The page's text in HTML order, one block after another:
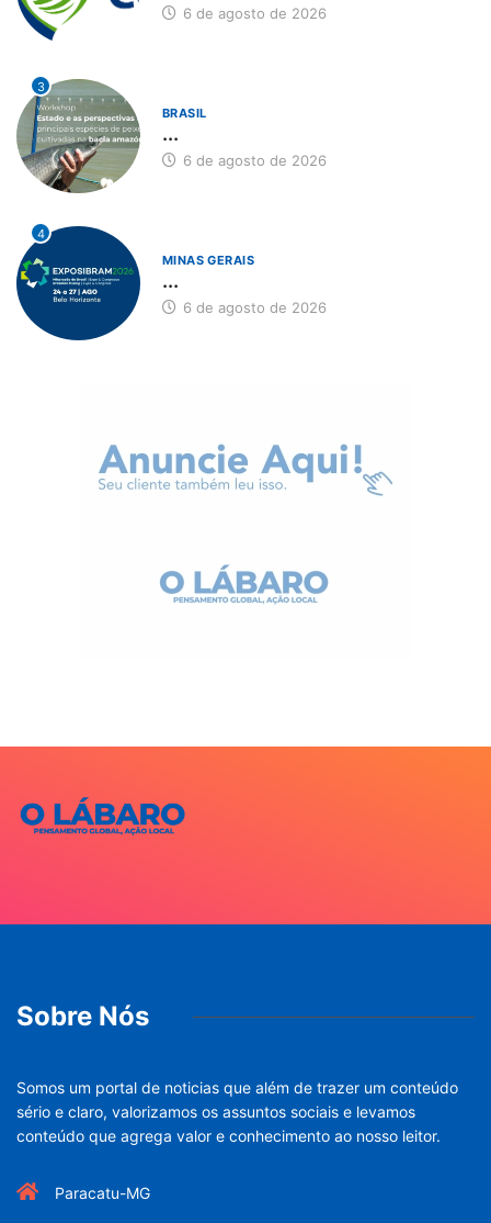
6 de agosto de 2026
3
BRASIL
...
6 de agosto de 2026
4
MINAS GERAIS
...
6 de agosto de 2026
Sobre Nós
Somos um portal de noticias que além de trazer um conteúdo
sério e claro, valorizamos os assuntos sociais e levamos
conteúdo que agrega valor e conhecimento ao nosso leitor.
Paracatu-MG